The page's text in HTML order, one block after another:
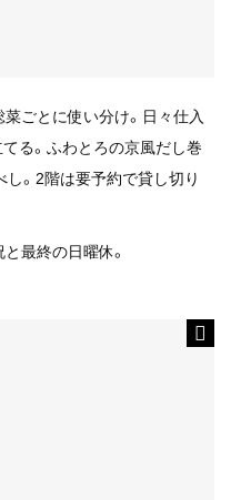
ごとに使い分け。日々仕入
る。ふわとろの京風だし巻
。2階は要予約で貸し切り
と最終の日曜休。